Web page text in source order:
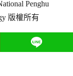
Penghu
版權所有